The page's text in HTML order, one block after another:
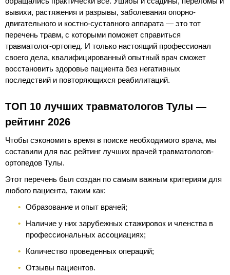
вывихи, растяжения и разрывы, заболевания опорно-
двигательного и костно-суставного аппарата — это тот
перечень травм, с которыми поможет справиться
травматолог-ортопед. И только настоящий профессионал
своего дела, квалифицированный опытный врач сможет
восстановить здоровье пациента без негативных
последствий и повторяющихся реабилитаций.
ТОП 10 лучших травматологов Тулы —
рейтинг 2026
Чтобы сэкономить время в поиске необходимого врача, мы
составили для вас рейтинг лучших врачей травматологов-
ортопедов Тулы.
Этот перечень был создан по самым важным критериям для
любого пациента, таким как:
Образование и опыт врачей;
Наличие у них зарубежных стажировок и членства в
профессиональных ассоциациях;
Количество проведенных операций;
Отзывы пациентов.